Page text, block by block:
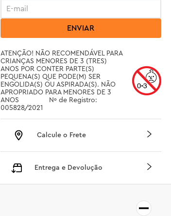
ENVIAR
ATENÇÃO! NÃO RECOMENDÁVEL PARA
CRIANÇAS MENORES DE 3 (TRES)
ANOS POR CONTER PARTE(S)
PEQUENA(S) QUE PODE(M) SER
ENGOLIDA(S) OU ASPIRADA(S). NÃO
APROPRIADO PARA MENORES DE 3
ANOS		 Nº de Registro:
005828/2021
Calcule o Frete
Entrega e Devolução